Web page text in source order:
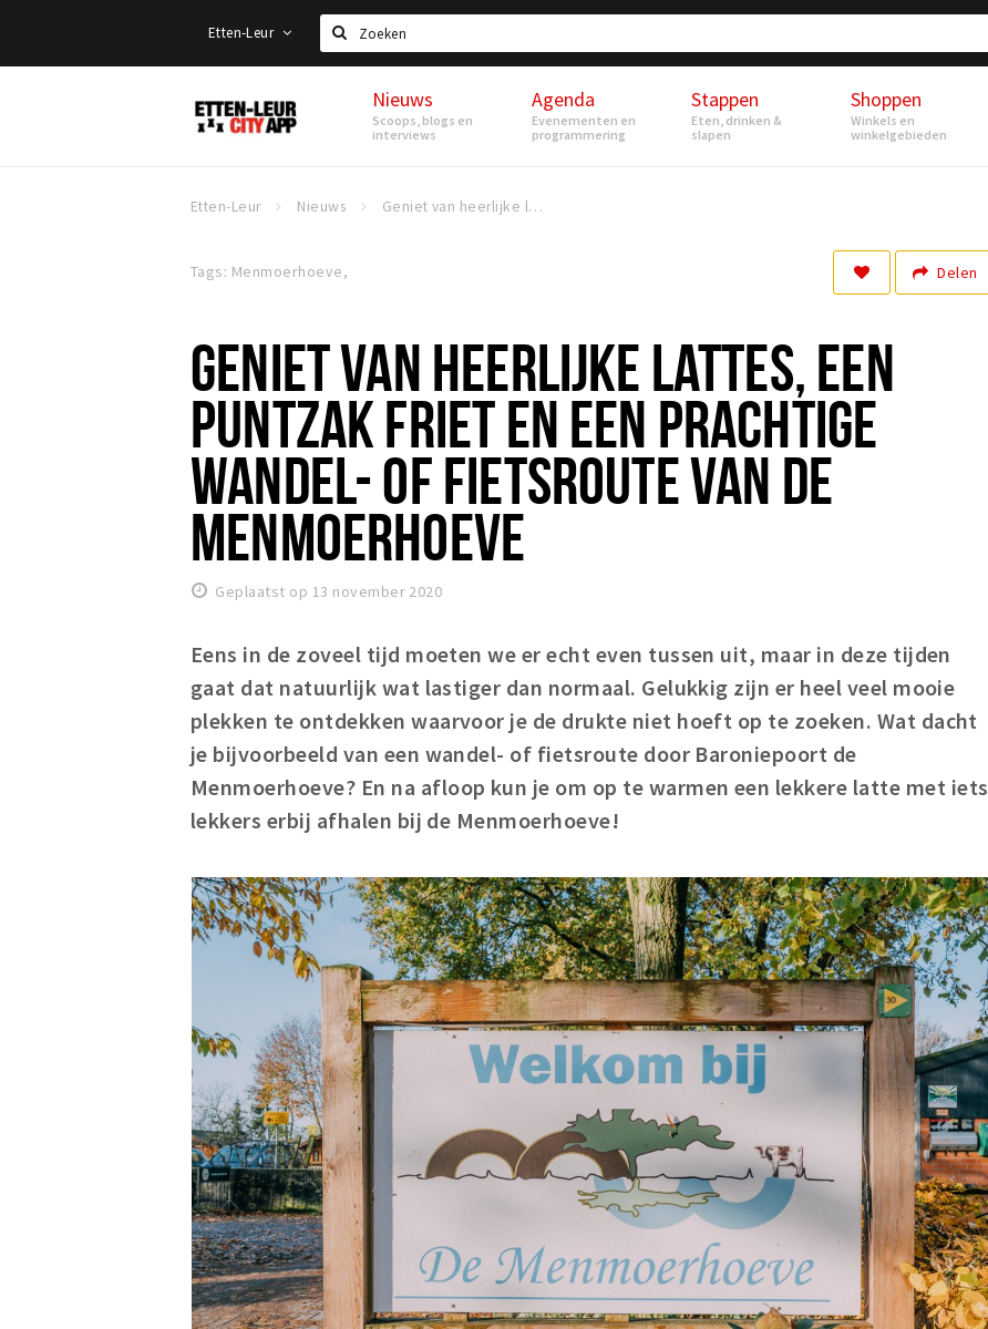
Etten-Leur
Zoeken
Etten-
Leur
Nieuws
Scoops, blogs en
interviews
Agenda
Evenementen en
programmering
Stappen
Eten, drinken &
slapen
Shoppen
Winkels en
winkelgebieden
Etten-Leur Nieuws Geniet van heerlijke lattes, een puntzak friet en een prachtige wandel- of fietsroute van de Menmoerhoeve
Tags: Menmoerhoeve, Delen
GENIET VAN HEERLIJKE LATTES, EEN
PUNTZAK FRIET EN EEN PRACHTIGE
WANDEL- OF FIETSROUTE VAN DE
MENMOERHOEVE
Geplaatst op 13 november 2020
Eens in de zoveel tijd moeten we er echt even tussen uit, maar in deze tijden
gaat dat natuurlijk wat lastiger dan normaal. Gelukkig zijn er heel veel mooie
plekken te ontdekken waarvoor je de drukte niet hoeft op te zoeken. Wat dacht
je bijvoorbeeld van een wandel- of fietsroute door Baroniepoort de
Menmoerhoeve? En na afloop kun je om op te warmen een lekkere latte met iets
lekkers erbij afhalen bij de Menmoerhoeve!